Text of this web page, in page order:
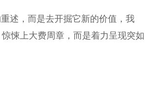
述，而是去开掘它新的价值，我
悚上大费周章，而是着力呈现突如